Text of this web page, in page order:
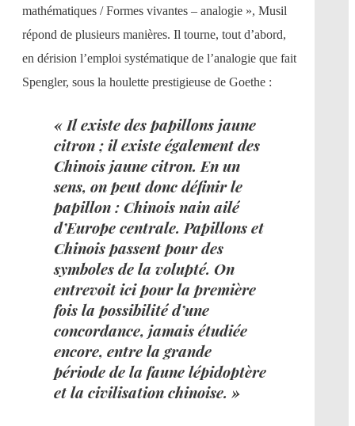
mathématiques / Formes vivantes – analogie », Musil
répond de plusieurs manières. Il tourne, tout d’abord,
en dérision l’emploi systématique de l’analogie que fait
Spengler, sous la houlette prestigieuse de Goethe :
« Il existe des papillons jaune
citron ; il existe également des
Chinois jaune citron. En un
sens, on peut donc définir le
papillon : Chinois nain ailé
d’Europe centrale. Papillons et
Chinois passent pour des
symboles de la volupté. On
entrevoit ici pour la première
fois la possibilité d’une
concordance, jamais étudiée
encore, entre la grande
période de la faune lépidoptère
et la civilisation chinoise. »